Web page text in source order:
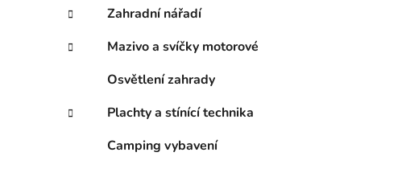
Zahradní nářadí
Mazivo a svíčky motorové
Osvětlení zahrady
Plachty a stínící technika
Camping vybavení